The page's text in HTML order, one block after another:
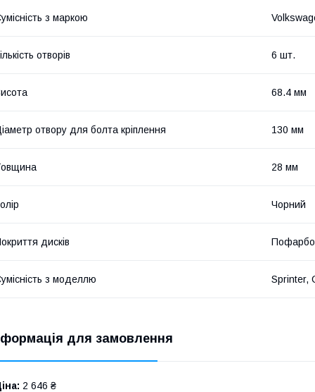
з маркою
отворів 6 шт.
68.4 мм
отвору для болта кріплення 130 мм
28 мм
Чорний
дисків
з моделлю Sprinter,
для замовлення
2 646 ₴